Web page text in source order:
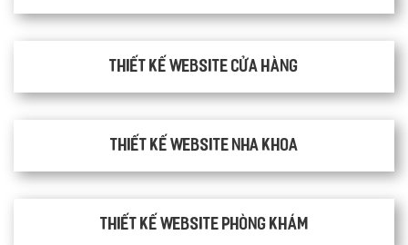
Thiết kế website cửa hàng
Thiết kế website nha khoa
thiết kế website phòng khám